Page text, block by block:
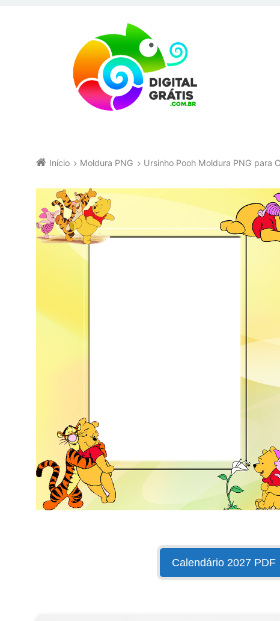
Início Moldura PNG Ursinho Pooh Moldura PNG para
Calendário 2027 PDF